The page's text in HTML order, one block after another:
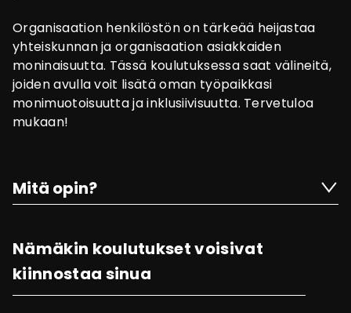
Organisaation henkilöstön on tärkeää heijastaa
yhteiskunnan ja organisaation asiakkaiden
moninaisuutta. Tässä koulutuksessa saat välineitä,
joiden avulla voit lisätä oman työpaikkasi
monimuotoisuutta ja inklusiivisuutta. Tervetuloa
mukaan!
Mitä opin?
Nämäkin koulutukset voisivat
kiinnostaa sinua